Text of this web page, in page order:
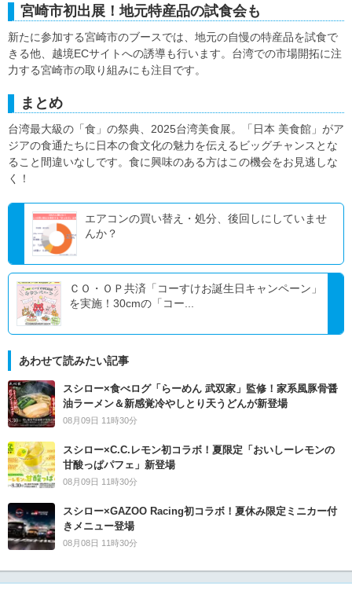
宮崎市初出展！地元特産品の試食会も
新たに参加する宮崎市のブースでは、地元の自慢の特産品を試食で
きる他、越境ECサイトへの誘導も行います。台湾での市場開拓に注
力する宮崎市の取り組みにも注目です。
まとめ
台湾最大級の「食」の祭典、2025台湾美食展。「日本 美食館」がア
ジアの食通たちに日本の食文化の魅力を伝えるビッグチャンスとな
ること間違いなしです。食に興味のある方はこの機会をお見逃しな
く！
エアコンの買い替え・処分、後回しにしていませ
んか？
ＣＯ・ＯＰ共済「コーすけお誕生日キャンペーン」
を実施！30cmの「コー...
あわせて読みたい記事
スシロー×食べログ「らーめん 武双家」監修！家系風豚骨醤
油ラーメン＆新感覚冷やしとり天うどんが新登場
08月09日 11時30分
スシロー×C.C.レモン初コラボ！夏限定「おいしーレモンの
甘酸っぱパフェ」新登場
08月09日 11時30分
スシロー×GAZOO Racing初コラボ！夏休み限定ミニカー付
きメニュー登場
08月08日 11時30分